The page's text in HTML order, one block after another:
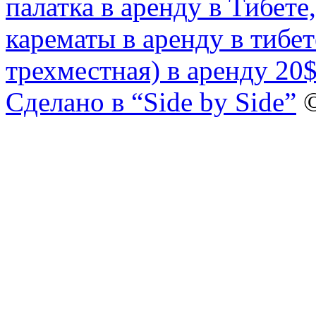
трехместная) в аренду
Сделано в “Side by Side”